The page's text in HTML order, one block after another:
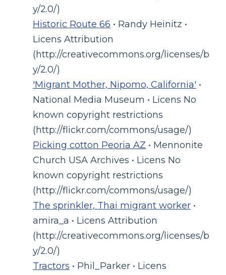
y/2.0/)
Historic Route 66 • Randy Heinitz •
Licens Attribution
(http://creativecommons.org/licenses/b
y/2.0/)
'Migrant Mother, Nipomo, California' •
National Media Museum • Licens No
known copyright restrictions
(http://flickr.com/commons/usage/)
Picking cotton Peoria AZ • Mennonite
Church USA Archives • Licens No
known copyright restrictions
(http://flickr.com/commons/usage/)
The sprinkler, Thai migrant worker •
amira_a • Licens Attribution
(http://creativecommons.org/licenses/b
y/2.0/)
Tractors • Phil_Parker • Licens